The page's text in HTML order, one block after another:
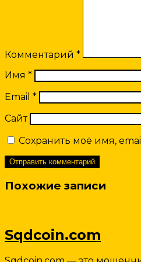
Комментарий *
Имя *
Email *
Сайт
Сохранить моё имя,
Похожие записи
Sqdcoin.com